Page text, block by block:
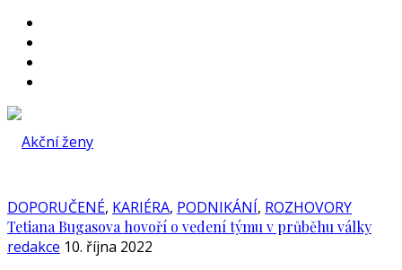
DOPORUČENÉ, KARIÉRA, PODNIKÁNÍ, ROZHOVORY
Tetiana Bugasova hovoří o vedení týmu v průběhu války
redakce 10. října 2022